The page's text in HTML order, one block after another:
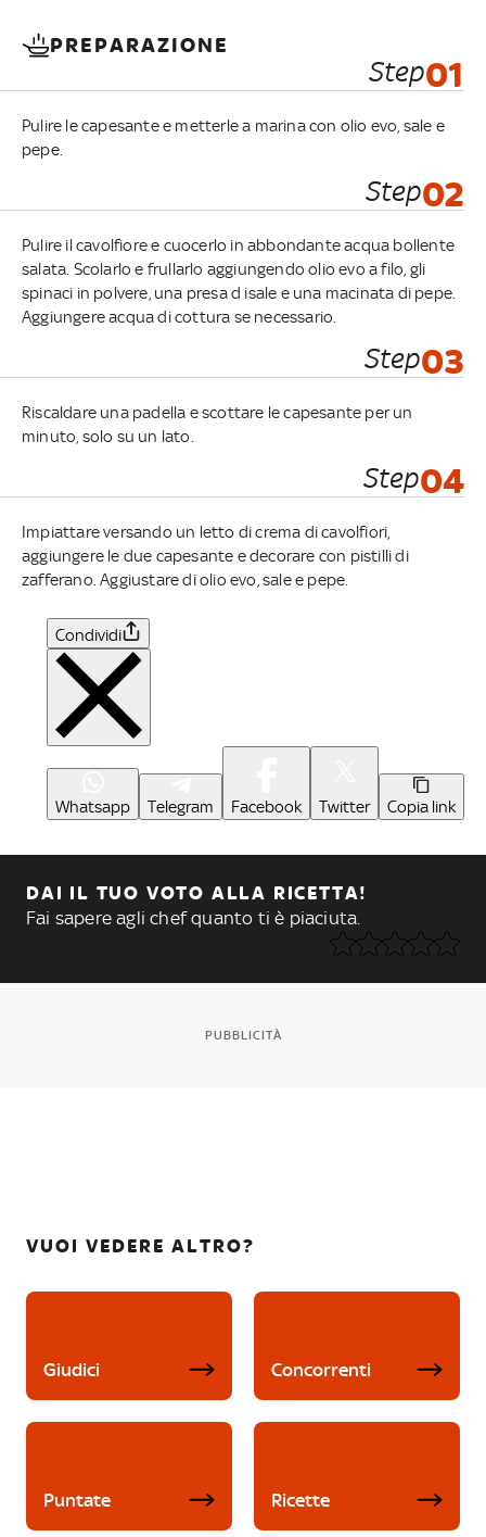
PREPARAZIONE
Step01
Pulire le capesante e metterle a marina con olio evo, sale e
pepe.
Step02
Pulire il cavolfiore e cuocerlo in abbondante acqua bollente
salata. Scolarlo e frullarlo aggiungendo olio evo a filo, gli
spinaci in polvere, una presa d isale e una macinata di pepe.
Aggiungere acqua di cottura se necessario.
Step03
Riscaldare una padella e scottare le capesante per un
minuto, solo su un lato.
Step04
Impiattare versando un letto di crema di cavolfiori,
aggiungere le due capesante e decorare con pistilli di
zafferano. Aggiustare di olio evo, sale e pepe.
Condividi
Whatsapp Telegram Facebook Twitter Copia link
DAI IL TUO VOTO ALLA RICETTA!
Fai sapere agli chef quanto ti è piaciuta.
PUBBLICITÀ
VUOI VEDERE ALTRO?
Giudici Concorrenti
Puntate Ricette